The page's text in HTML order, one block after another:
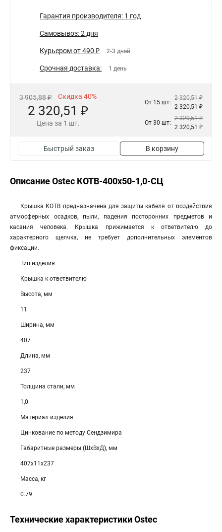
Гарантия производителя: 1 год
Самовывоз: 2 дня
Курьером от 490 ₽ 2-3 дней
Срочная доставка: 1 день
3 905,88 ₽ Скидка 40%
2 320,51 ₽
Цена за 1 шт.
От 15 шт:
2 320,51 ₽
2 320,51 ₽
От 30 шт:
2 320,51 ₽
2 320,51 ₽
Быстрый заказ В корзину
Описание Ostec КОТВ-400х50-1,0-СЦ
Крышка КОТВ предназначена для защиты кабеля от воздействия
атмосферных осадков, пыли, падения посторонних предметов и
касания человека. Крышка прижимается к ответвителю до
характерного щелчка, не требует дополнительных элементов
фиксации.
Тип изделия
Крышка к ответвителю
Высота, мм
11
Ширина, мм
407
Длина, мм
237
Толщина стали, мм
1,0
Материал изделия
Цинкование по методу Сендзимира
Габаритные размеры (ШхВхД), мм
407х11х237
Масса, кг
0.79
Технические характеристики Ostec